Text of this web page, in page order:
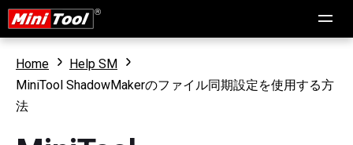
Home
Help SM
MiniTool ShadowMakerのファイル同期設定を使用する方
法